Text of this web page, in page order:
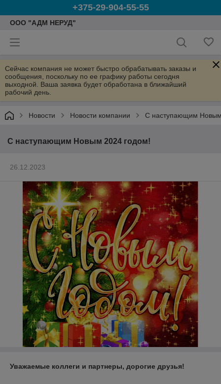
+375-29-904-55-55
ООО "АДМ НЕРУД"
Сейчас компания не может быстро обрабатывать заказы и
сообщения, поскольку по ее графику работы сегодня
выходной. Ваша заявка будет обработана в ближайший
рабочий день.
Новости Новости компании С наступающим
С наступающим Новым 2024 годом!
26.12.2023
Уважаемые коллеги и партнеры, дорогие друзья!